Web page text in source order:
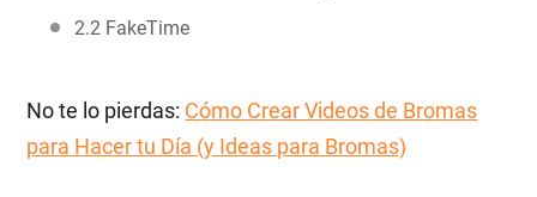
2.2 FakeTime
No te lo pierdas: Cómo Crear Videos de Bromas
para Hacer tu Día (y Ideas para Bromas)